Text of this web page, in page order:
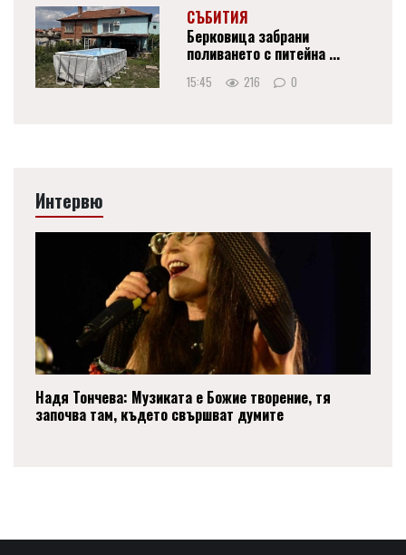
СЪБИТИЯ
Берковица забрани
поливането с питейна ...
15:45 216 0
Интервю
Надя Тончева: Музиката е Божие творение, тя
започва там, където свършват думите